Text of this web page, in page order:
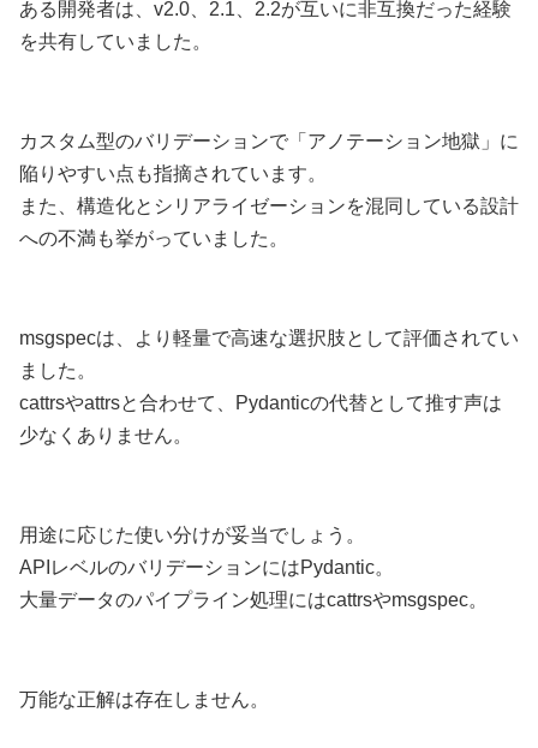
ある開発者は、v2.0、2.1、2.2が互いに非互換だった経験
を共有していました。
カスタム型のバリデーションで「アノテーション地獄」に
陥りやすい点も指摘されています。
また、構造化とシリアライゼーションを混同している設計
への不満も挙がっていました。
msgspecは、より軽量で高速な選択肢として評価されてい
ました。
cattrsやattrsと合わせて、Pydanticの代替として推す声は
少なくありません。
用途に応じた使い分けが妥当でしょう。
APIレベルのバリデーションにはPydantic。
大量データのパイプライン処理にはcattrsやmsgspec。
万能な正解は存在しません。